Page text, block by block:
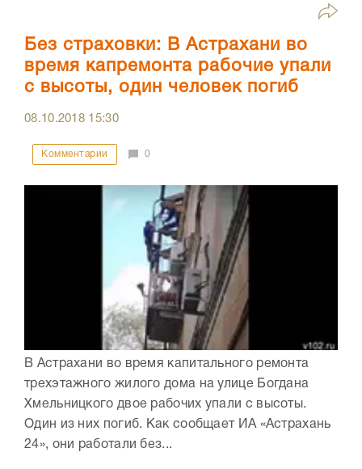
Без страховки: В Астрахани во
время капремонта рабочие упали
с высоты, один человек погиб
08.10.2018 15:30
Комментарии 0
В Астрахани во время капитального ремонта
трехэтажного жилого дома на улице Богдана
Хмельницкого двое рабочих упали с высоты.
Один из них погиб. Как сообщает ИА «Астрахань
24», они работали без...